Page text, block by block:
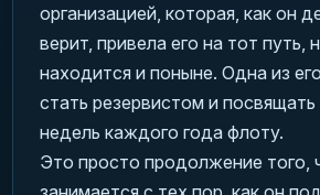
организацией, которая, как он
верит, привела его на тот путь,
находится и поныне. Одна из
стать резервистом и посвящать
недель каждого года флоту.
Это просто продолжение того,